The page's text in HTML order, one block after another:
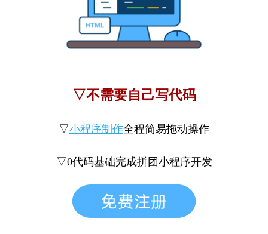
▽不需要自己写代码
▽小程序制作全程简易拖动操作
▽0代码基础完成拼团小程序开发